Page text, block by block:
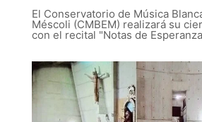
El Conservatorio de Música
Méscoli (CMBEM) realizará su
con el recital "Notas de